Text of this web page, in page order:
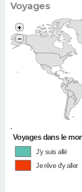
Voyages
•
+
−
Voyages dans le
J'y suis allé
Je rêve d'y aller